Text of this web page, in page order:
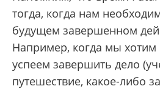
тогда, когда нам
будущем завершенном
Например, когда мы хотим
успеем завершить дело
путешествие, какое-либо